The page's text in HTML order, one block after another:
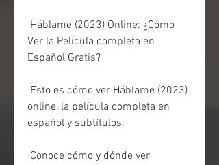
Ver la Película completa en
Español Gratis?
online, la película completa en
español y subtítulos.